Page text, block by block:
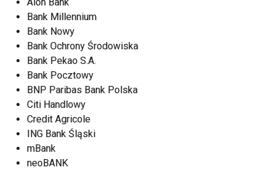
Aion Bank
Bank Millennium
Bank Nowy
Bank Ochrony Środowiska
Bank Pekao S.A.
Bank Pocztowy
BNP Paribas Bank Polska
Citi Handlowy
Credit Agricole
ING Bank Śląski
mBank
neoBANK